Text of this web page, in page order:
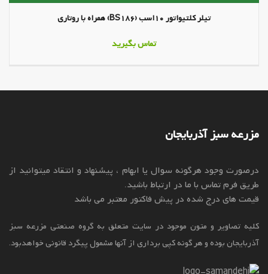
تیلر کلتیواتور 10اسب (BS186) همراه با روتاری
تماس بگیرید
مزرعه سبز آذربایجان
درصورت وجود هرگونه سوال یا ابهام ، پیشنهاد و انتقاد میتوانید از
طریق فرم تماس با ما در ارتباط باشید.
قیمت های درج شده در پیش فاکتور معتبر می باشد
کلیه تصاویر و متون موجود در سایت متعلق به گروه صنعتی مزرعه سبز
آذربایجان بوده و هر گونه کپی برداری از آنها مشمول پیگرد قانونی خواهدبود.